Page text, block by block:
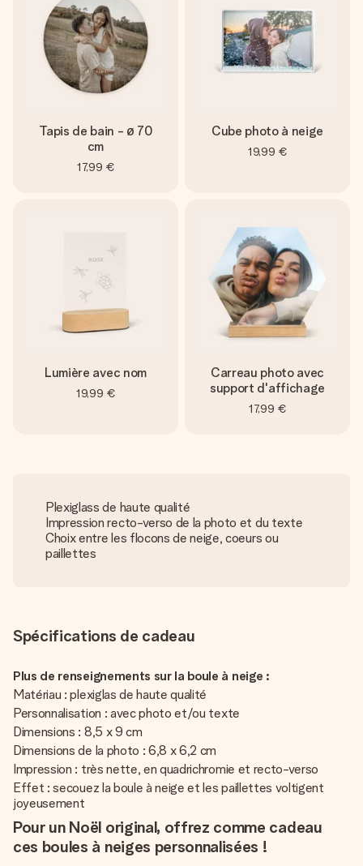
Tapis de bain - ø 70
cm
17,99 €
Cube photo à neige
19,99 €
Lumière avec nom
19,99 €
Carreau photo avec
support d'affichage
17,99 €
Plexiglass de haute qualité
Impression recto-verso de la photo et du texte
Choix entre les flocons de neige, coeurs ou
paillettes
Spécifications de cadeau
Plus de renseignements sur la boule à neige :
Matériau : plexiglas de haute qualité
Personnalisation : avec photo et/ou texte
Dimensions : 8,5 x 9 cm
Dimensions de la photo : 6,8 x 6,2 cm
Impression : très nette, en quadrichromie et recto-verso
Effet : secouez la boule à neige et les paillettes voltigent
joyeusement
Pour un Noël original, offrez comme cadeau
ces boules à neiges personnalisées !